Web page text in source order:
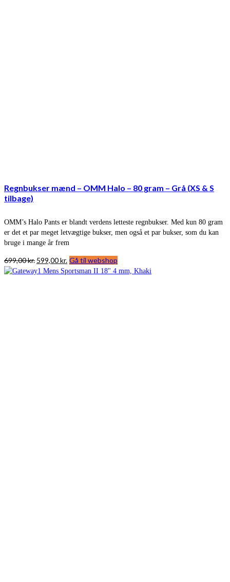
Regnbukser mænd – OMM Halo – 80 gram – Grå (XS & S
tilbage)
OMM’s Halo Pants er blandt verdens letteste regnbukser. Med kun 80 gram
er det et par meget letvægtige bukser, men også et par bukser, som du kan
bruge i mange år frem
699,00kr. Den
oprindelige
599,00kr. Den
aktuelle
Gå til webshop